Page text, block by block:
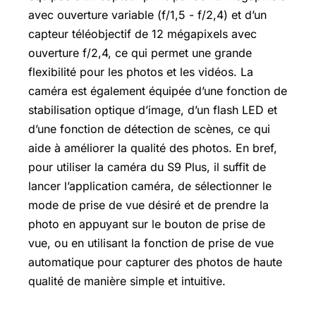
avec ouverture variable (f/1,5 - f/2,4) et d’un
capteur téléobjectif de 12 mégapixels avec
ouverture f/2,4, ce qui permet une grande
flexibilité pour les photos et les vidéos. La
caméra est également équipée d’une fonction de
stabilisation optique d’image, d’un flash LED et
d’une fonction de détection de scènes, ce qui
aide à améliorer la qualité des photos. En bref,
pour utiliser la caméra du S9 Plus, il suffit de
lancer l’application caméra, de sélectionner le
mode de prise de vue désiré et de prendre la
photo en appuyant sur le bouton de prise de
vue, ou en utilisant la fonction de prise de vue
automatique pour capturer des photos de haute
qualité de manière simple et intuitive.